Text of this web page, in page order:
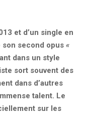
et d’un single en
son second opus «
dans un style
sort souvent des
dans d’autres
talent. Le
sur les